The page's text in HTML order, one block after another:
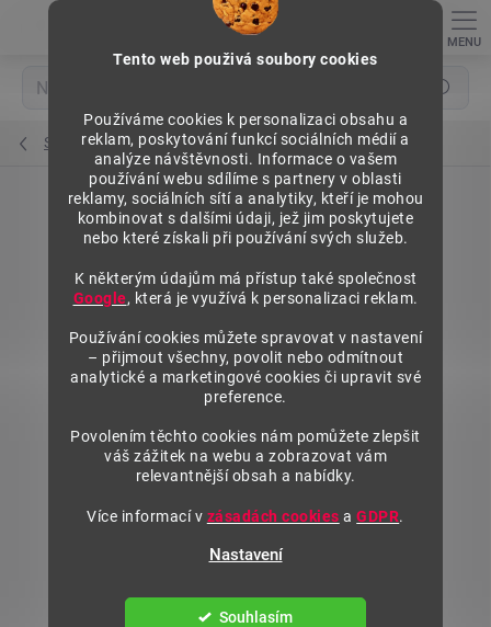
Tento web použivá soubory cookies
Používáme cookies k personalizaci obsahu a
reklam, poskytování funkcí sociálních médií a
analýze návštěvnosti. Informace o vašem
používání webu sdílíme s partnery v oblasti
reklamy, sociálních sítí a analytiky, kteří je mohou
kombinovat s dalšími údaji, jež jim poskytujete
nebo které získali při používání svých služeb.
K některým údajům má přístup také společnost
Google, která je využívá k personalizaci reklam.
Používání cookies můžete spravovat v nastavení
– přijmout všechny, povolit nebo odmítnout
analytické a marketingové cookies či upravit své
preference.
Povolením těchto cookies nám pomůžete zlepšit
váš zážitek na webu a zobrazovat vám
relevantnější obsah a nabídky.
Více informací v zásadách cookies aGDPR.
Nastavení
Souhlasím
Hledat
Stojiny rohové 90°